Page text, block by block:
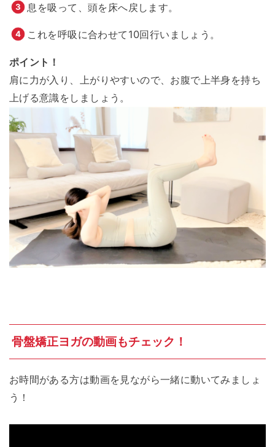
息を吸って、頭を床へ戻します。
これを呼吸に合わせて10回行いましょう。
ポイント！
肩に力が入り、上がりやすいので、お腹で上半身を持ち
上げる意識をしましょう。
骨盤矯正ヨガの動画もチェック！
お時間がある方は動画を見ながら一緒に動いてみましょ
う！